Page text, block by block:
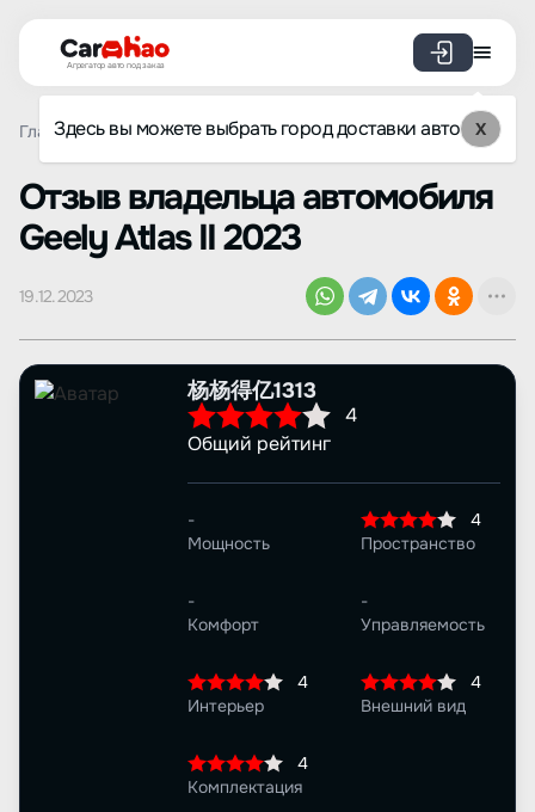
Агрегатор авто под заказ
Здесь вы можете выбрать город доставки авто X
Главная Отзывы Geely Atlas II Просмотр отзыва
Oтзыв владельца автомобиля
Geely Atlas II 2023
19.12.2023
杨杨得亿1313
4
Общий рейтинг
-
Мощность
4
Пространство
-
Комфорт
-
Управляемость
4
Интерьер
4
Внешний вид
4
Комплектация